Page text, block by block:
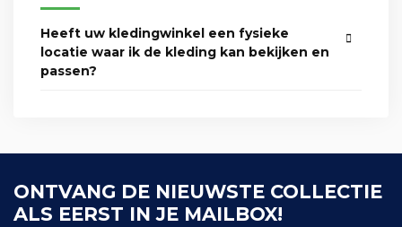
Heeft uw kledingwinkel een fysieke
locatie waar ik de kleding kan bekijken en
passen?
ONTVANG DE NIEUWSTE COLLECTIE
ALS EERST IN JE MAILBOX!